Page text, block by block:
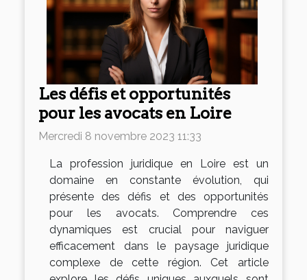
Les défis et opportunités
pour les avocats en Loire
Mercredi 8 novembre 2023 11:33
La profession juridique en Loire est un
domaine en constante évolution, qui
présente des défis et des opportunités
pour les avocats. Comprendre ces
dynamiques est crucial pour naviguer
efficacement dans le paysage juridique
complexe de cette région. Cet article